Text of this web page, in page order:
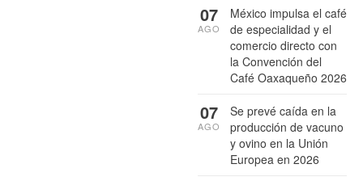
México impulsa el café
de especialidad y el
comercio directo con
la Convención del
Café Oaxaqueño 2026
07
AGO
Se prevé caída en la
producción de vacuno
y ovino en la Unión
Europea en 2026
07
AGO